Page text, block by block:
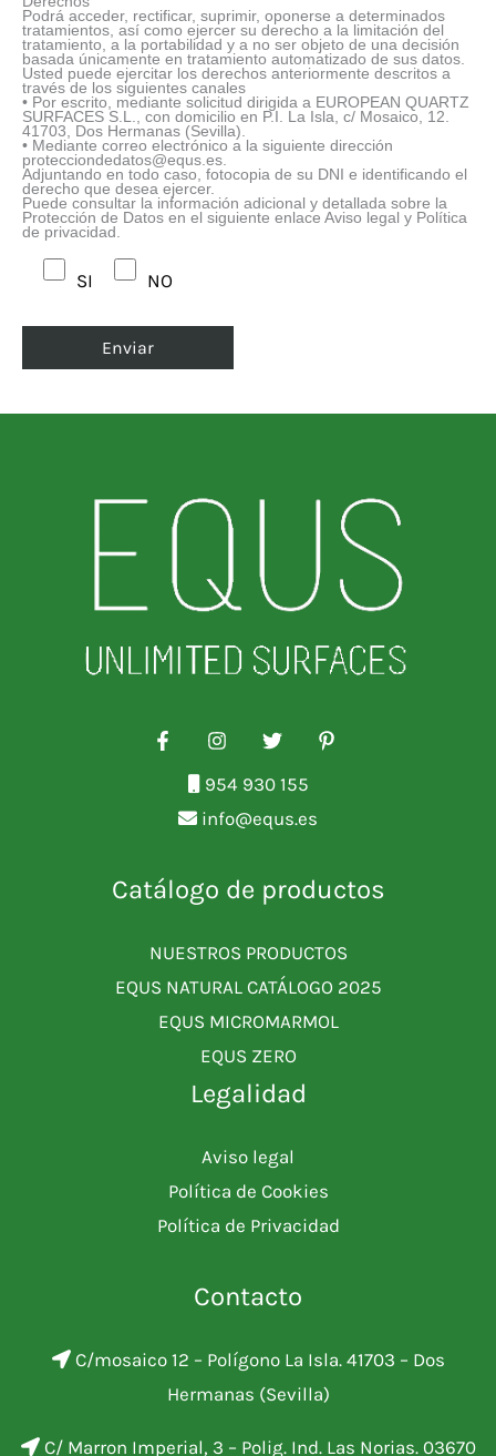
Podrá acceder, rectificar, suprimir, oponerse a determinados
tratamientos, así como ejercer su derecho a la limitación del
tratamiento, a la portabilidad y a no ser objeto de una decisión
basada únicamente en tratamiento automatizado de sus datos.
Usted puede ejercitar los derechos anteriormente descritos a
través de los siguientes canales
• Por escrito, mediante solicitud dirigida a EUROPEAN QUARTZ
SURFACES S.L., con domicilio en P.I. La Isla, c/ Mosaico, 12.
41703, Dos Hermanas (Sevilla).
• Mediante correo electrónico a la siguiente dirección
protecciondedatos@equs.es.
Adjuntando en todo caso, fotocopia de su DNI e identificando el
derecho que desea ejercer.
Puede consultar la información adicional y detallada sobre la
Protección de Datos en el siguiente enlace Aviso legal y Política
de privacidad.
SI NO
954 930 155
info@equs.es
Catálogo de productos
NUESTROS PRODUCTOS
EQUS NATURAL CATÁLOGO 2025
EQUS MICROMARMOL
EQUS ZERO
Legalidad
Aviso legal
Política de Cookies
Política de Privacidad
Contacto
C/mosaico 12 – Polígono La Isla. 41703 – Dos
Hermanas (Sevilla)
C/ Marron Imperial, 3 – Polig. Ind. Las Norias. 03670